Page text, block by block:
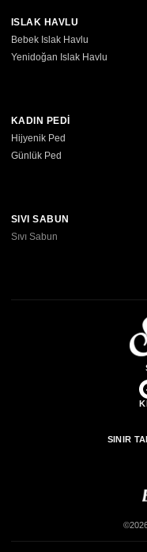
ISLAK HAVLU
Bebek Islak Havlu
Yenidoğan Islak Havlu
KADIN PEDİ
Hijyenik Ped
Günlük Ped
SIVI SABUN
Sıvı Sabun
SINIR